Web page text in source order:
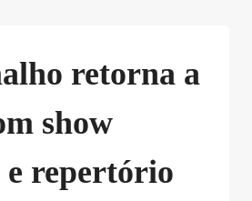
retorna a
show
e repertório